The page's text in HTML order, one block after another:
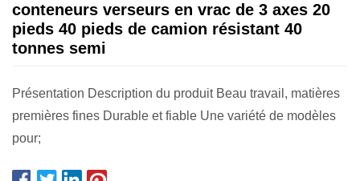
conteneurs verseurs en vrac de 3 axes 20
pieds 40 pieds de camion résistant 40
tonnes semi
Présentation Description du produit Beau travail, matières
premières fines Durable et fiable Une variété de modèles
pour;